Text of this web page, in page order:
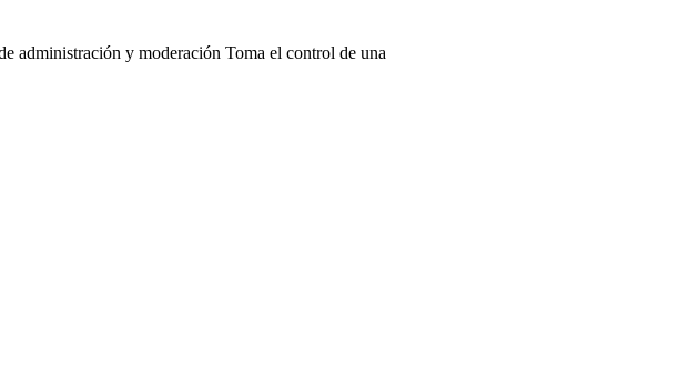
administración y moderación Toma el control de una